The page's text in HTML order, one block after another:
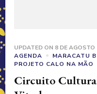
UPDATED ON 8 DE AGOSTO
AGENDA
MARACATU
PROJETO CALO NA MÃO
Circuito